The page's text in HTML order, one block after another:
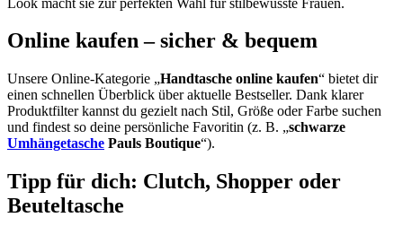
Online kaufen – sicher & bequem
Unsere Online-Kategorie „Handtasche online kaufen“ bietet dir
einen schnellen Überblick über aktuelle Bestseller. Dank klarer
Produktfilter kannst du gezielt nach Stil, Größe oder Farbe suchen
und findest so deine persönliche Favoritin (z. B. „schwarze
Umhängetasche Pauls Boutique“).
Tipp für dich: Clutch, Shopper oder
Beuteltasche